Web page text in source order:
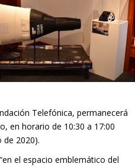
Telefónica, permanecerá
en horario de 10:30 a 17:00
2020).
el espacio emblemático del